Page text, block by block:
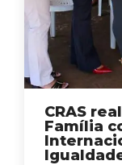
CRAS
Família